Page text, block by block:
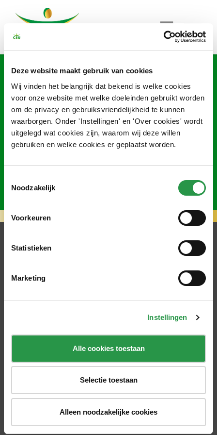
Deze website maakt gebruik van cookies
Wij vinden het belangrijk dat bekend is welke cookies
voor onze website met welke doeleinden gebruikt worden
om de privacy en gebruiksvriendelijkheid te kunnen
waarborgen. Onder 'Instellingen' en 'Over cookies' wordt
uitgelegd wat cookies zijn, waarom wij deze willen
gebruiken en welke cookies er geplaatst worden.
Noodzakelijk
Voorkeuren
Statistieken
Marketing
Instellingen
Alle cookies toestaan
Selectie toestaan
Alleen noodzakelijke cookies
Beoordeling Juryberaad 2023
Log in om toegang te krijgen tot het score
formulier
Klik hier om in te loggen
Blijf op de hoogte
Contact